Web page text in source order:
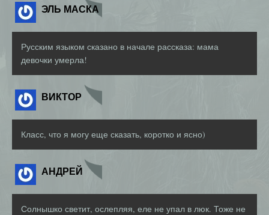
ЭЛЬ МАСКА
Русским языком сказано в начале рассказа: мама
девочки умерла!
ВИКТОР
Класс, что я могу еще сказать, коротко и ясно)
АНДРЕЙ
Солнышко светит, ослепляя, еле не упал в люк. Тоже не